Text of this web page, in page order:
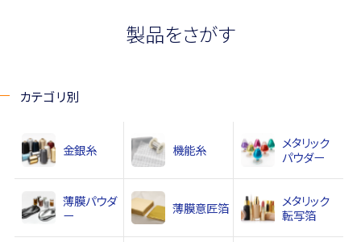
製品をさがす
カテゴリ別
金銀糸 機能糸
メタリック
パウダー
薄膜パウダ
ー
薄膜意匠箔
メタリック
転写箔